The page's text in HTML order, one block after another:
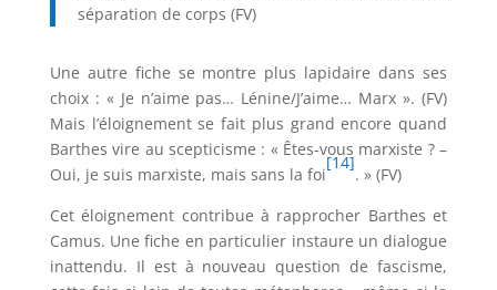
séparation de corps (FV)
Une autre fiche se montre plus lapidaire dans ses
choix : « Je n’aime pas… Lénine/J’aime… Marx ». (FV)
Mais l’éloignement se fait plus grand encore quand
Barthes vire au scepticisme : « Êtes-vous marxiste ? –
Oui, je suis marxiste, mais sans la foi
[14]
. » (FV)
Cet éloignement contribue à rapprocher Barthes et
Camus. Une fiche en particulier instaure un dialogue
inattendu. Il est à nouveau question de fascisme,